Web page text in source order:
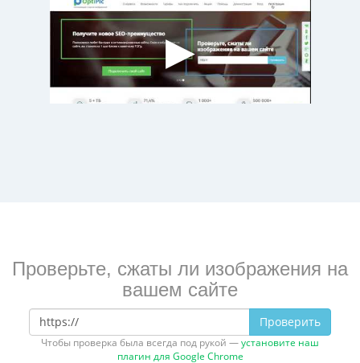
Проверьте, сжаты ли изображения на
вашем сайте
Проверить
Чтобы проверка была всегда под рукой —установите наш
плагин для Google Chrome